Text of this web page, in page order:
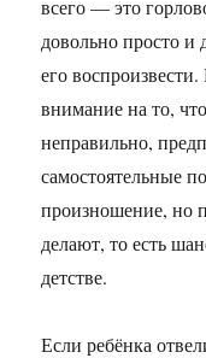
всего — это
довольно просто и
его
внимание на то,
неправильно,
самостоятельные
произношение, но
делают, то есть
детстве.
Если ребёнка